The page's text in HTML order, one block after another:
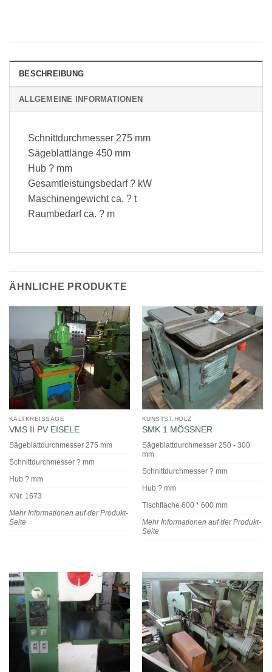
BESCHREIBUNG
ALLGEMEINE INFORMATIONEN
Schnittdurchmesser 275 mm
Sägeblattlänge 450 mm
Hub ? mm
Gesamtleistungsbedarf ? kW
Maschinengewicht ca. ? t
Raumbedarf ca. ? m
ÄHNLICHE PRODUKTE
KALTKREISSÄGE
VMS II PV EISELE
Sägeblattdurchmesser 275 mm
Schnittdurchmesser ? mm
Hub ? mm
KNr. 1673
Mehr Informationen auf der Produkt-
Seite
KUNSTST.HOLZ
SMK 1 MÖSSNER
Sägeblattdurchmesser 250 - 300
mm
Schnittdurchmesser ? mm
Hub ? mm
Tischfläche 600 * 600 mm
Mehr Informationen auf der Produkt-
Seite